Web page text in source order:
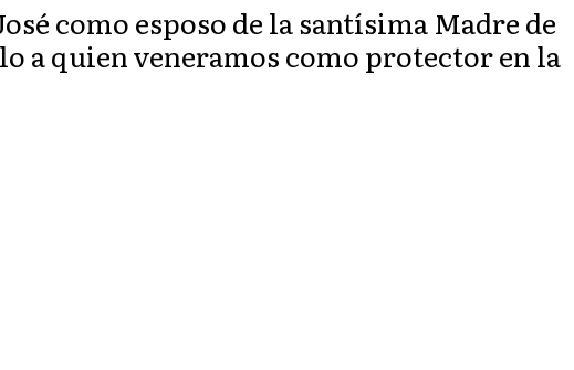
como esposo de la santísima Madre de
a quien veneramos como protector en la